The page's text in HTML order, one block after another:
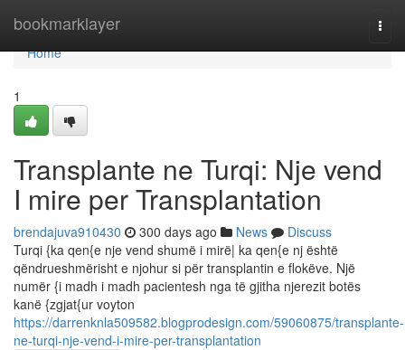
bookmarklayer
Home
Home
1
Transplante ne Turqi: Nje vend
I mire per Transplantation
brendajuva910430 300 days ago News
Discuss
Turqi {ka qen{e nje vend shumë i mirë| ka qen{e nj është
qëndrueshmërisht e njohur si për transplantin e flokëve. Një
numër {i madh i madh pacientesh nga të gjitha njerezit botës
kanë {zgjat{ur voyton
https://darrenknla509582.blogprodesign.com/59060875/transplante-
ne-turqi-nje-vend-i-mire-per-transplantation